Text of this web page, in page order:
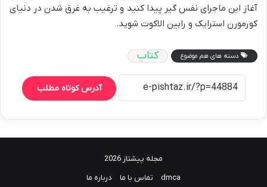
آغاز این ماجرای نفس گیر پیدا کنید و ترغیب به غرق شدن در دنیای
کورمورن استرایک و رابین الاکوت شوید.
دسته های هم موضوع کتاب
آدرس کوتاه مطلب
مجله پیشتاز 2026
dmca
تماس با ما درباره ما